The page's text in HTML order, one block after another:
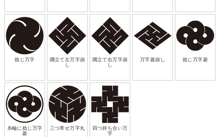
捻じ万字
隅立て左万字崩
し
隅立て右万字崩
し
万字菱崩し 捻じ万字菱
糸輪に捻じ万字
菱
三つ寄せ万字丸
四つ持ち合い万
字